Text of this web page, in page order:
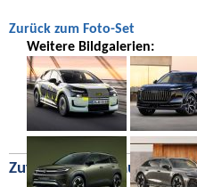
Zurück zum Foto-Set
Weitere Bildgalerien:
Zufällige Bilder aus